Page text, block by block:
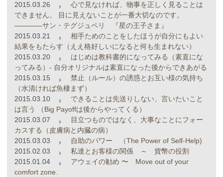
2015.03.26
心で見なければ、物事を正しく見ることは
できません。 目に見えないことが一番大切なのです。
――――サン・テグジュペリ 『星の王子さま』
2015.03.21
相手ためのことをしたほうが自分にもよい
結果をもたらす（ええ格好しいになると何も生まれない）
2015.03.20
はじめは教科書的になってみる（素直にな
ってみる）- 自分オリジナルは素直になった後からできあがる
2015.03.15
禁止（ルール）の誘惑とお互い様の気持ち
（水清ければ魚棲まず）
2015.03.10
できることは先送りしない、言いたいこと
は言う （Big Payoffは後からやってくる）
2015.03.07
目立つものではなく、大事なことにフォー
カスする（皮膚病と内臓の病）
2015.03.03
自助のパワー （The Power of Self-Help)
2015.02.03
私達とお客様の関係 ～ 貨幣の役割
2015.01.04
アウェイの勧め 〜 Move out of your
comfort zone.